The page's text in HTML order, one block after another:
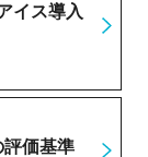
イス導入
評価基準